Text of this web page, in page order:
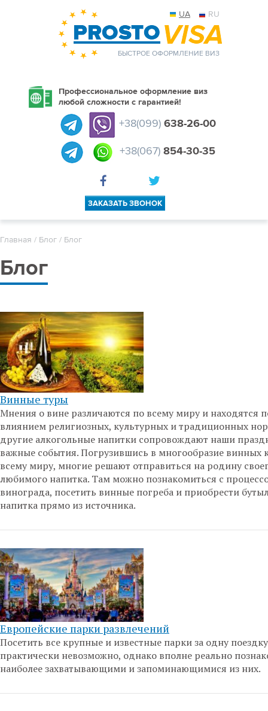
UA RU
БЫСТРОЕ ОФОРМЛЕНИЕ ВИЗ
Профессиональное оформление виз
любой сложности с гарантией!
+38(099) 638-26-00
+38(067) 854-30-35
ЗАКАЗАТЬ ЗВОНОК
Главная / Блог / Блог
Блог
Винные туры
Мнения о вине различаются по всему миру и находятся
влиянием религиозных, культурных и традиционных
другие алкогольные напитки сопровождают наши
важные события. Погрузившись в многообразие винных
всему миру, многие решают отправиться на родину
любимого напитка. Там можно познакомиться с
винограда, посетить винные погреба и приобрести
напитка прямо из источника.
Европейские парки развлечений
Посетить все крупные и известные парки за одну поездку
практически невозможно, однако вполне реально
наиболее захватывающими и запоминающимися из них.